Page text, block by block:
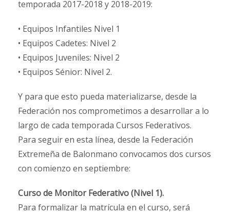
temporada 2017-2018 y 2018-2019:
• Equipos Infantiles Nivel 1
• Equipos Cadetes: Nivel 2
• Equipos Juveniles: Nivel 2
• Equipos Sénior: Nivel 2.
Y para que esto pueda materializarse, desde la
Federación nos comprometimos a desarrollar a lo
largo de cada temporada Cursos Federativos.
Para seguir en esta línea, desde la Federación
Extremeña de Balonmano convocamos dos cursos
con comienzo en septiembre:
Curso de Monitor Federativo (Nivel 1).
Para formalizar la matrícula en el curso, será